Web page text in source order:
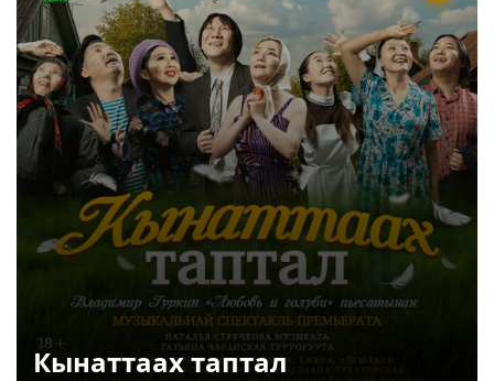
Кынаттаах таптал